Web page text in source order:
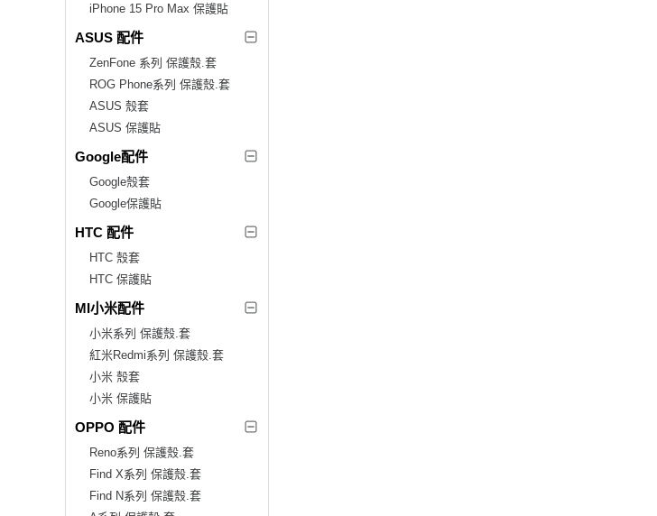
iPhone 15 Pro Max 保護貼
ASUS 配件
ZenFone 系列 保護殼.套
ROG Phone系列 保護殼.套
ASUS 殼套
ASUS 保護貼
Google配件
Google殼套
Google保護貼
HTC 配件
HTC 殼套
HTC 保護貼
MI小米配件
小米系列 保護殼.套
紅米Redmi系列 保護殼.套
小米 殼套
小米 保護貼
OPPO 配件
Reno系列 保護殼.套
Find X系列 保護殼.套
Find N系列 保護殼.套